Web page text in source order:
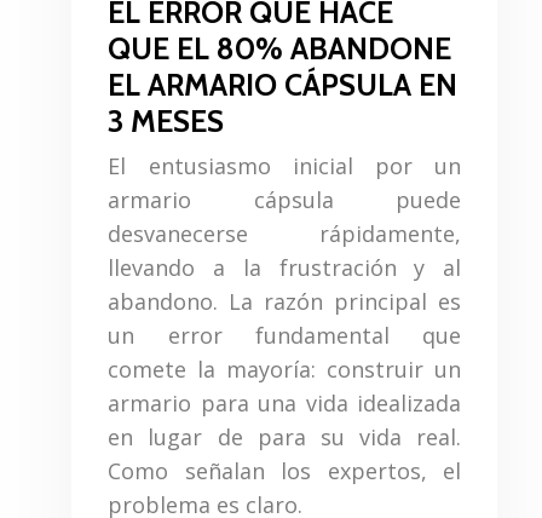
EL ERROR QUE HACE
QUE EL 80% ABANDONE
EL ARMARIO CÁPSULA EN
3 MESES
El entusiasmo inicial por un
armario cápsula puede
desvanecerse rápidamente,
llevando a la frustración y al
abandono. La razón principal es
un error fundamental que
comete la mayoría: construir un
armario para una vida idealizada
en lugar de para su vida real.
Como señalan los expertos, el
problema es claro.